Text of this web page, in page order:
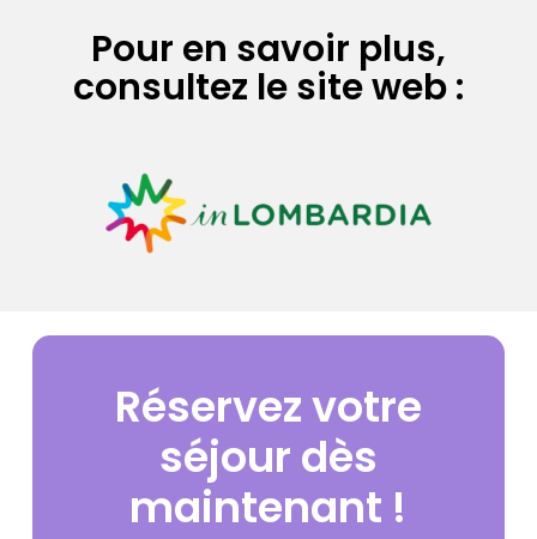
Pour en savoir plus,
consultez le site web :
Réservezvotre
séjour dès
maintenant !